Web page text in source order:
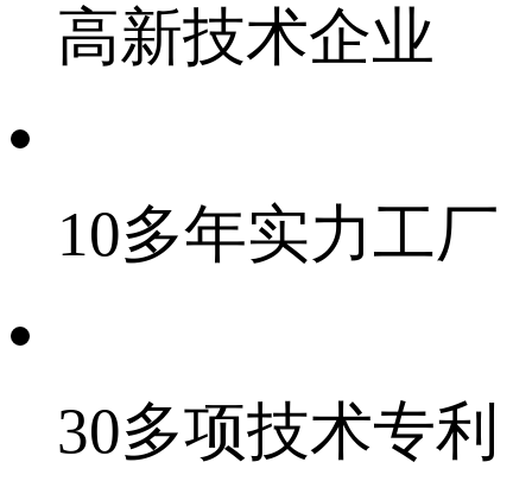
高新技术企业
10多年实力工厂
30多项技术专利